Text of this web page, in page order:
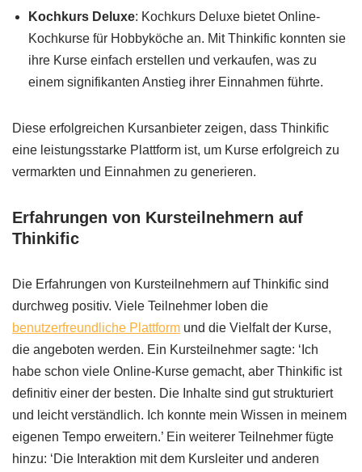
Kochkurs Deluxe: Kochkurs Deluxe bietet Online-
Kochkurse für Hobbyköche an. Mit Thinkific konnten sie
ihre Kurse einfach erstellen und verkaufen, was zu
einem signifikanten Anstieg ihrer Einnahmen führte.
Diese erfolgreichen Kursanbieter zeigen, dass Thinkific
eine leistungsstarke Plattform ist, um Kurse erfolgreich zu
vermarkten und Einnahmen zu generieren.
Erfahrungen von Kursteilnehmern auf
Thinkific
Die Erfahrungen von Kursteilnehmern auf Thinkific sind
durchweg positiv. Viele Teilnehmer loben die
benutzerfreundliche Plattform und die Vielfalt der Kurse,
die angeboten werden. Ein Kursteilnehmer sagte: ‘Ich
habe schon viele Online-Kurse gemacht, aber Thinkific ist
definitiv einer der besten. Die Inhalte sind gut strukturiert
und leicht verständlich. Ich konnte mein Wissen in meinem
eigenen Tempo erweitern.’ Ein weiterer Teilnehmer fügte
hinzu: ‘Die Interaktion mit dem Kursleiter und anderen